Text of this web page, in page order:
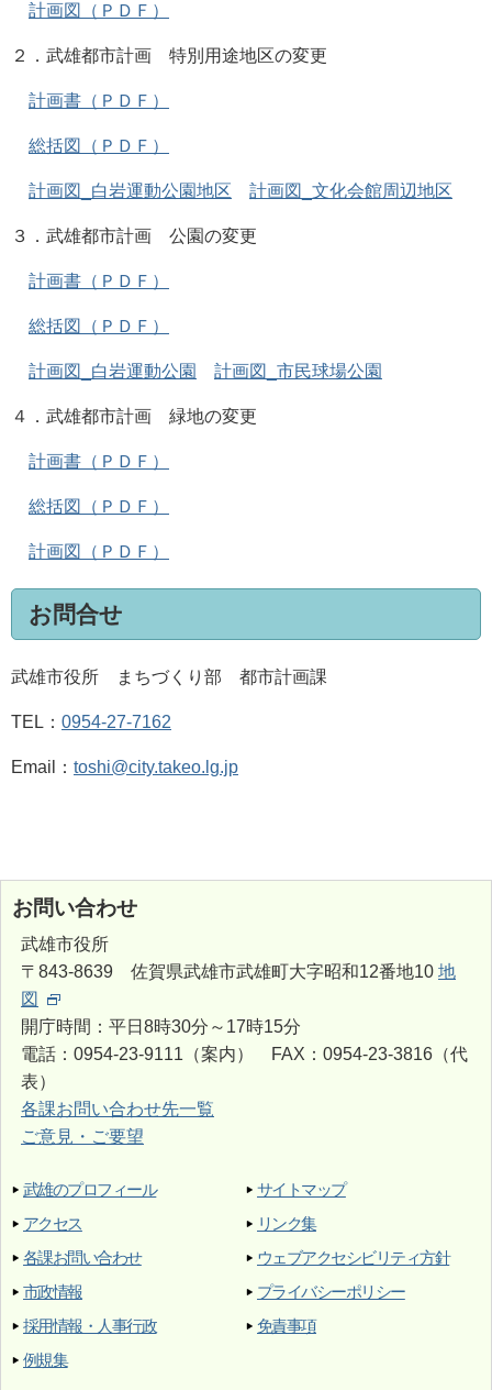
計画図（ＰＤＦ）
２．武雄都市計画 特別用途地区の変更
計画書（ＰＤＦ）
総括図（ＰＤＦ）
計画図_白岩運動公園地区 計画図_文化会館周辺地区
３．武雄都市計画 公園の変更
計画書（ＰＤＦ）
総括図（ＰＤＦ）
計画図_白岩運動公園 計画図_市民球場公園
４．武雄都市計画 緑地の変更
計画書（ＰＤＦ）
総括図（ＰＤＦ）
計画図（ＰＤＦ）
お問合せ
武雄市役所 まちづくり部 都市計画課
TEL： 0954-27-7162
Email： toshi@city.takeo.lg.jp
お問い合わせ
武雄市役所
〒843-8639 佐賀県武雄市武雄町大字昭和12番地10 地
図
開庁時間：平日8時30分～17時15分
電話：0954-23-9111（案内） FAX：0954-23-3816（代
表）
各課お問い合わせ先一覧
ご意見・ご要望
武雄のプロフィール
アクセス
各課お問い合わせ
市政情報
採用情報・人事行政
例規集
サイトマップ
リンク集
ウェブアクセシビリティ方針
プライバシーポリシー
免責事項